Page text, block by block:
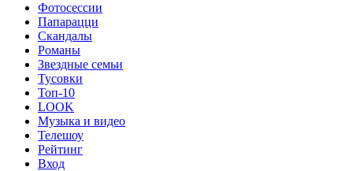
Фотосессии
Папарацци
Скандалы
Романы
Звездные семьи
Тусовки
Топ-10
LOOK
Музыка и видео
Телешоу
Рейтинг
Вход